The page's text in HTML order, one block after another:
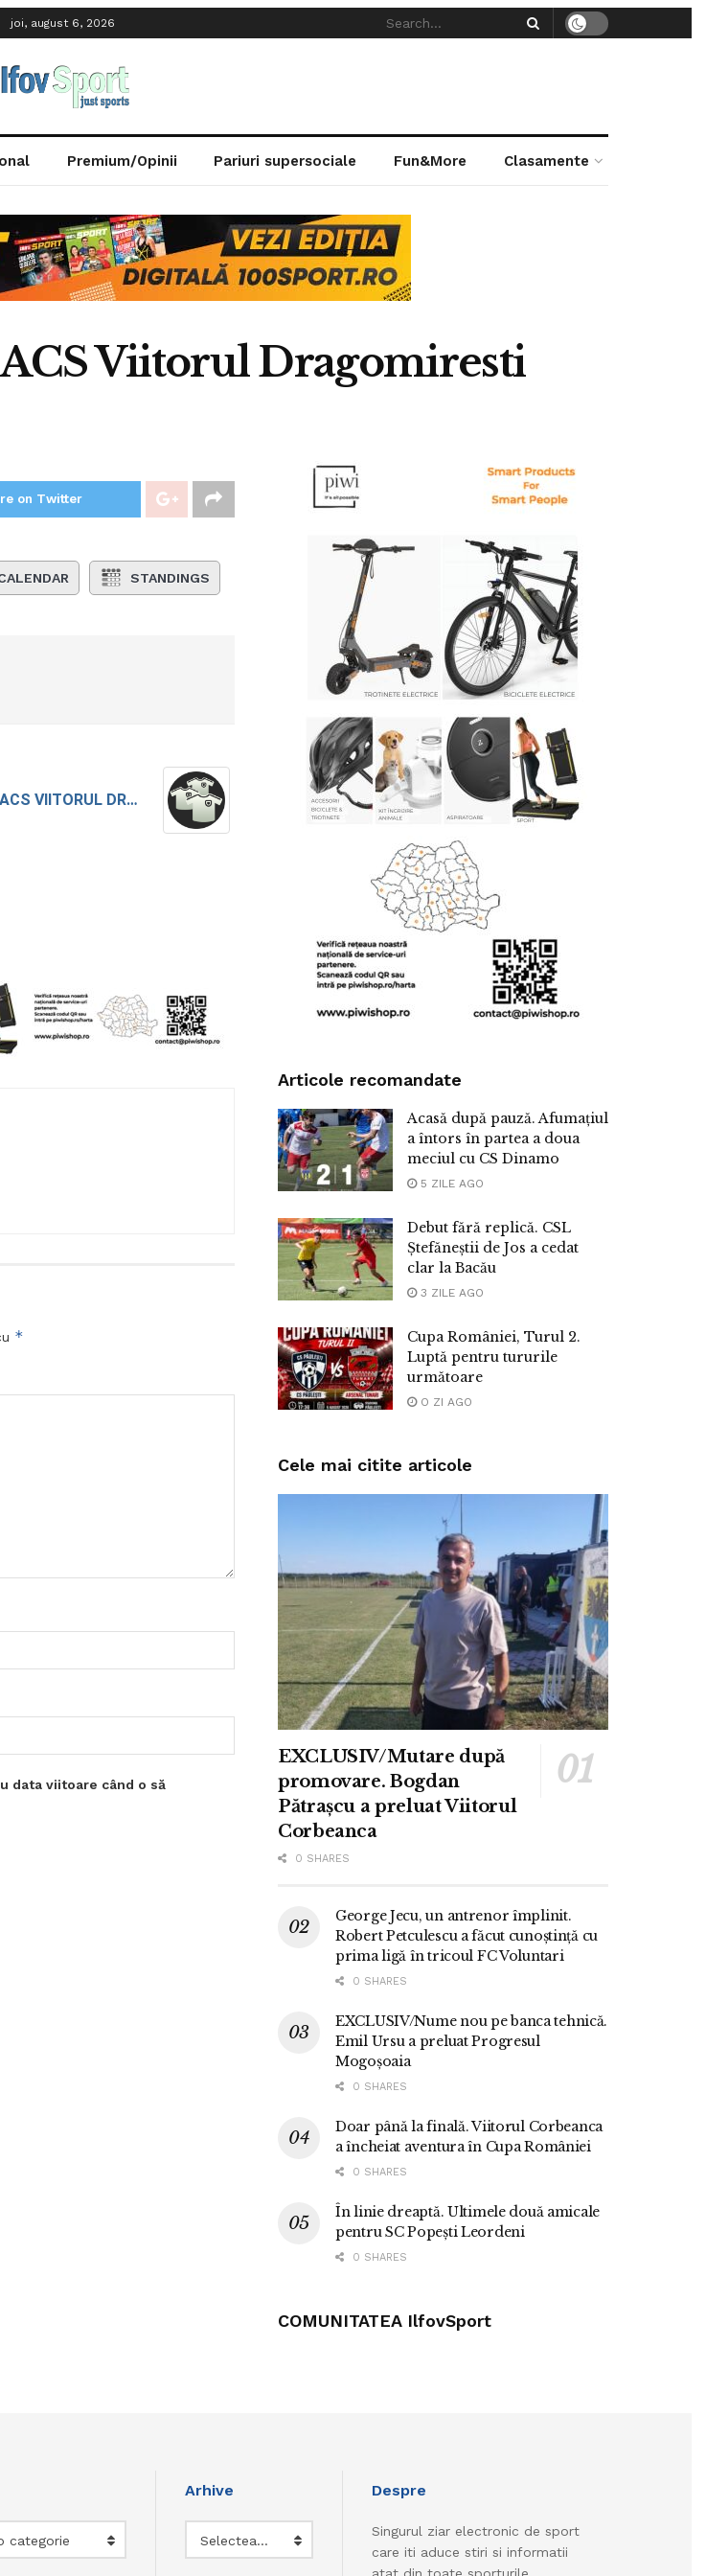
joi, august 6, 2026
Premium/Opinii Pariuri supersociale Fun&More Clasamente
ACS Viitorul Dragomiresti
on Twitter
STANDINGS
ACS VIITORUL DRAGOMIRESTI
*
data viitoare când o să
Articole recomandate
Acasă după pauză. Afumațiul
a întors în partea a doua
meciul cu CS Dinamo
5 ZILE AGO
Debut fără replică. CSL
Ștefăneștii de Jos a cedat
clar la Bacău
3 ZILE AGO
Cupa României, Turul 2.
Luptă pentru tururile
următoare
O ZI AGO
Cele mai citite articole
EXCLUSIV/Mutare după
promovare. Bogdan
Pătrașcu a preluat Viitorul
Corbeanca
0 SHARES
George Jecu, un antrenor împlinit.
Robert Petculescu a făcut cunoștință cu
prima ligă în tricoul FC Voluntari
0 SHARES
EXCLUSIV/Nume nou pe banca tehnică.
Emil Ursu a preluat Progresul
Mogoșoaia
0 SHARES
Doar până la finală. Viitorul Corbeanca
a încheiat aventura în Cupa României
0 SHARES
În linie dreaptă. Ultimele două amicale
pentru SC Popești Leordeni
0 SHARES
COMUNITATEA IlfovSport
categorie
Arhive
Selectează luna
Despre
Singurul ziar electronic de sport
care iti aduce stiri si informatii